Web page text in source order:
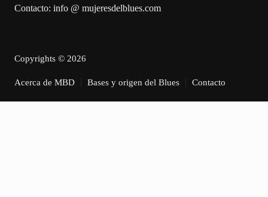
Contacto: info @ mujeresdelblues.com
Copyrights © 2026
Acerca de MBD Bases y origen del Blues Contacto